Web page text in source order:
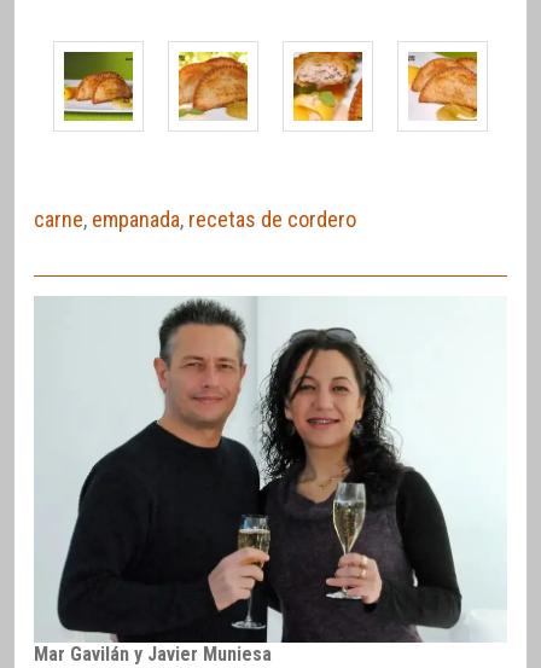
carne, empanada, recetas de cordero
Mar Gavilán y Javier Muniesa